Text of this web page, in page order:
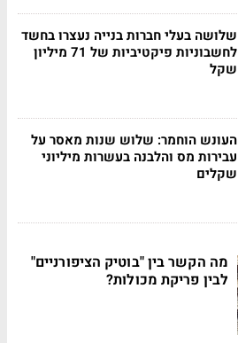
שלושה בעלי חברות בנייה נעצרו בחשד
לחשבוניות פיקטיביות של 71 מיליון
שקל
העונש הוחמר: שלוש שנות מאסר על
עבירות מס והלבנה בעשרות מיליוני
שקלים
מה הקשר בין "בוטיק הציפורניים"
לבין פריקת מכולות?